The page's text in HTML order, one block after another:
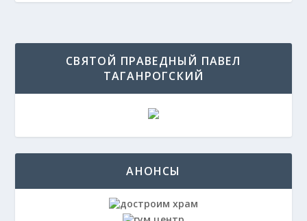
СВЯТОЙ ПРАВЕДНЫЙ ПАВЕЛ
ТАГАНРОГСКИЙ
АНОНСЫ